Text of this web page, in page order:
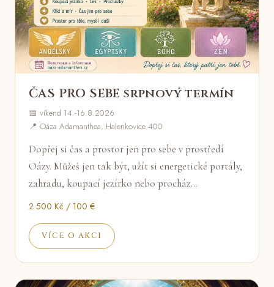
ČAS PRO SEBE srpnový termín
📅 víkend 14.-16.8.2026
📍 Oáza Adamanthea, Halenkovice 400
Dopřej si čas a prostor jen pro sebe v prostředí
Oázy. Můžeš jen tak být, užít si energetické portály,
zahradu, koupací jezírko nebo procház…
2 500 Kč / 100 €
VÍCE O AKCI